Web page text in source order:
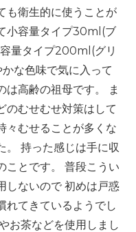
も衛生的に使うことが
小容量タイプ30ml(ブ
量タイプ200ml(グリ
な色味で気に入って
高齢の祖母です。
ま
のむせむせ対策はして
々むせることが多くな
持った感じは手に収
とです。
普段こうい
しないので 初めは戸惑
れてきているようでし
お茶などを使用しまし